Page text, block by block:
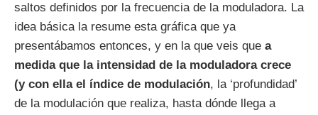
saltos definidos por la frecuencia de la moduladora. La
idea básica la resume esta gráfica que ya
presentábamos entonces, y en la que veis que a
medida que la intensidad de la moduladora crece
(y con ella el índice de modulación, la ‘profundidad’
de la modulación que realiza, hasta dónde llega a